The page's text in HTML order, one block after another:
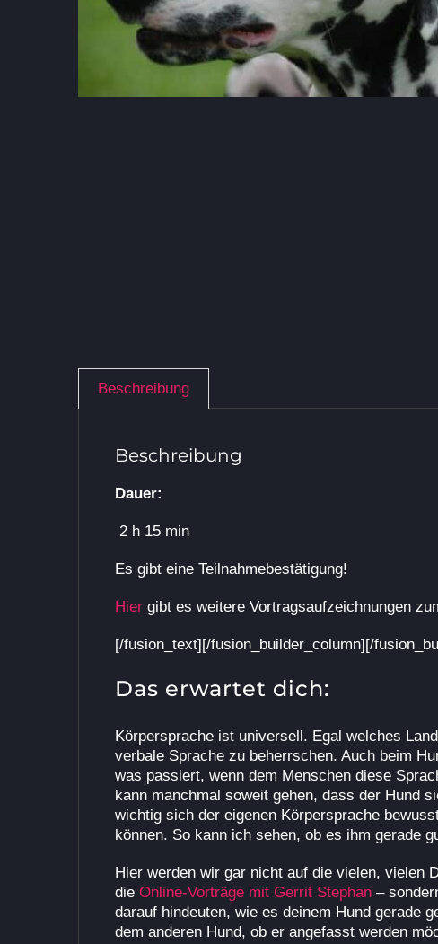
Beschreibung
Beschreibung
Dauer:
2 h 15 min
Es gibt eine Teilnahmebestätigung!
Hier gibt es weitere Vortragsaufzeichnungen
[/fusion_text][/fusion_builder_column][/
Das erwartet dich:
Körpersprache ist universell. Egal welches
verbale Sprache zu beherrschen. Auch beim
was passiert, wenn dem Menschen diese
kann manchmal soweit gehen, dass der Hund
wichtig sich der eigenen Körpersprache
können. So kann ich sehen, ob es ihm gerade
Hier werden wir gar nicht auf die vielen, vielen
die Online-Vorträge mit Gerrit Stephan–
darauf hindeuten, wie es deinem Hund gerade
dem anderen Hund, ob er angefasst werden